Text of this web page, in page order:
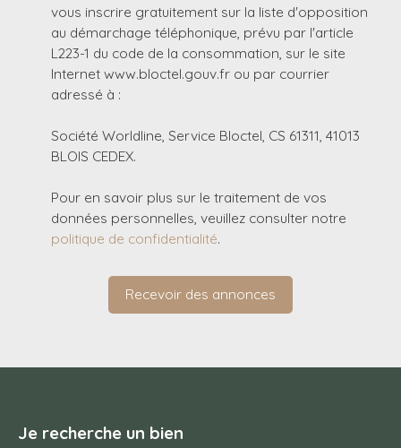
vous inscrire gratuitement sur la liste d'opposition
au démarchage téléphonique, prévu par l'article
L223-1 du code de la consommation, sur le site
Internet www.bloctel.gouv.fr ou par courrier
adressé à :
Société Worldline, Service Bloctel, CS 61311, 41013
BLOIS CEDEX.
Pour en savoir plus sur le traitement de vos
données personnelles, veuillez consulter notre
politique de confidentialité.
Recevoir des annonces
Je recherche un bien